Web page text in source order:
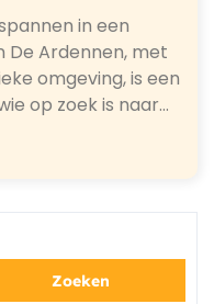
in een
De Ardennen, met
omgeving, is een
op zoek is naar…
Zoeken